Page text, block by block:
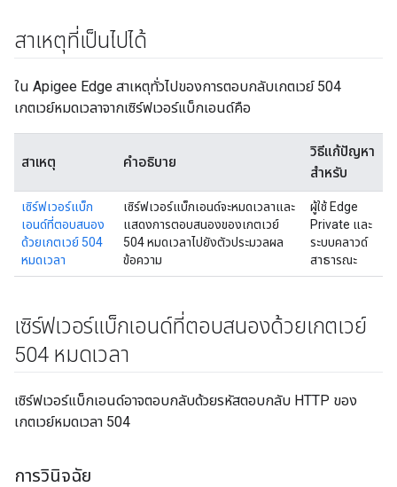
สาเหตุที่เป็นไปได้
ใน Apigee Edge สาเหตุทั่วไปของการตอบกลับเกตเวย์ 504
เกตเวย์หมดเวลาจากเซิร์ฟเวอร์แบ็กเอนด์คือ
สาเหตุ คำอธิบาย
วิธีแก้ปัญหา
สำหรับ
เซิร์ฟเวอร์แบ็ก
เอนด์ที่ตอบสนอง
ด้วยเกตเวย์ 504
หมดเวลา
เซิร์ฟเวอร์แบ็กเอนด์จะหมดเวลาและ
แสดงการตอบสนองของเกตเวย์
504 หมดเวลาไปยังตัวประมวลผล
ข้อความ
ผู้ใช้ Edge
Private และ
ระบบคลาวด์
สาธารณะ
เซิร์ฟเวอร์แบ็กเอนด์ที่ตอบสนองด้วยเกตเวย์
504 หมดเวลา
เซิร์ฟเวอร์แบ็กเอนด์อาจตอบกลับด้วยรหัสตอบกลับ HTTP ของ
เกตเวย์หมดเวลา 504
การวินิจฉัย